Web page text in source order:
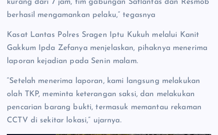
kurang dari 7 jam, tim gabungan Satlantas dan Resmob
berhasil mengamankan pelaku,” tegasnya
Kasat Lantas Polres Sragen Iptu Kukuh melalui Kanit
Gakkum Ipda Zefanya menjelaskan, pihaknya menerima
laporan kejadian pada Senin malam.
“Setelah menerima laporan, kami langsung melakukan
olah TKP, meminta keterangan saksi, dan melakukan
pencarian barang bukti, termasuk memantau rekaman
CCTV di sekitar lokasi,” ujarnya.